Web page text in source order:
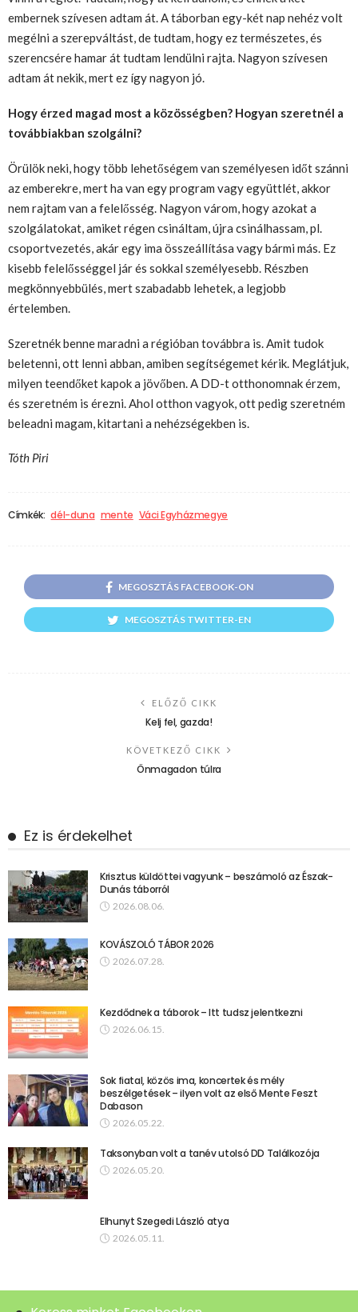
embernek szívesen adtam át. A táborban egy-két nap nehéz volt
megélni a szerepváltást, de tudtam, hogy ez természetes, és
szerencsére hamar át tudtam lendülni rajta. Nagyon szívesen
adtam át nekik, mert ez így nagyon jó.
Hogy érzed magad most a közösségben? Hogyan szeretnél a
továbbiakban szolgálni?
Örülök neki, hogy több lehetőségem van személyesen időt szánni
az emberekre, mert ha van egy program vagy együttlét, akkor
nem rajtam van a felelősség. Nagyon várom, hogy azokat a
szolgálatokat, amiket régen csináltam, újra csinálhassam, pl.
csoportvezetés, akár egy ima összeállítása vagy bármi más. Ez
kisebb felelősséggel jár és sokkal személyesebb. Részben
megkönnyebbülés, mert szabadabb lehetek, a legjobb
értelemben.
Szeretnék benne maradni a régióban továbbra is. Amit tudok
beletenni, ott lenni abban, amiben segítségemet kérik. Meglátjuk,
milyen teendőket kapok a jövőben. A DD-t otthonomnak érzem,
és szeretném is érezni. Ahol otthon vagyok, ott pedig szeretném
beleadni magam, kitartani a nehézségekben is.
Tóth Piri
Címkék: dél-duna mente Váci Egyházmegye
MEGOSZTÁS FACEBOOK-ON
MEGOSZTÁS TWITTER-EN
ELŐZŐ CIKK
Kelj fel, gazda!
KÖVETKEZŐ CIKK
Önmagadon túlra
Ez is érdekelhet
Krisztus küldöttei vagyunk – beszámoló az Észak-
Dunás táborról
2026.08.06.
KOVÁSZOLÓ TÁBOR 2026
2026.07.28.
Kezdődnek a táborok – Itt tudsz jelentkezni
2026.06.15.
Sok fiatal, közös ima, koncertek és mély
beszélgetések – ilyen volt az első Mente Feszt
Dabason
2026.05.22.
Taksonyban volt a tanév utolsó DD Találkozója
2026.05.20.
Elhunyt Szegedi László atya
2026.05.11.